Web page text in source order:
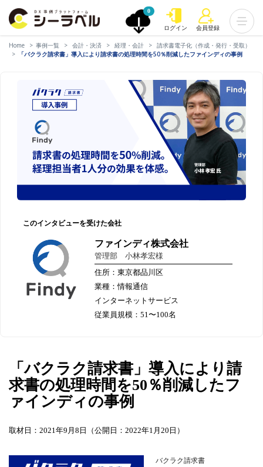
0
ログイン 会員登録
Home 事例一覧 会計・決済 経理・会計
請求書電子化（作成・発行・受取）
「バクラク請求書」導入により請求書の処理時間を50％削減したファインディの事例
このインタビューを受けた会社
ファインディ株式会社
管理部 小林孝宏様
住所：東京都品川区
業種：情報通信
インターネットサービス
従業員規模：51〜100名
「バクラク請求書」導入により請
求書の処理時間を50％削減したフ
ァインディの事例
取材日：2021年9月8日（公開日：2022年1月20日）
バクラク請求書